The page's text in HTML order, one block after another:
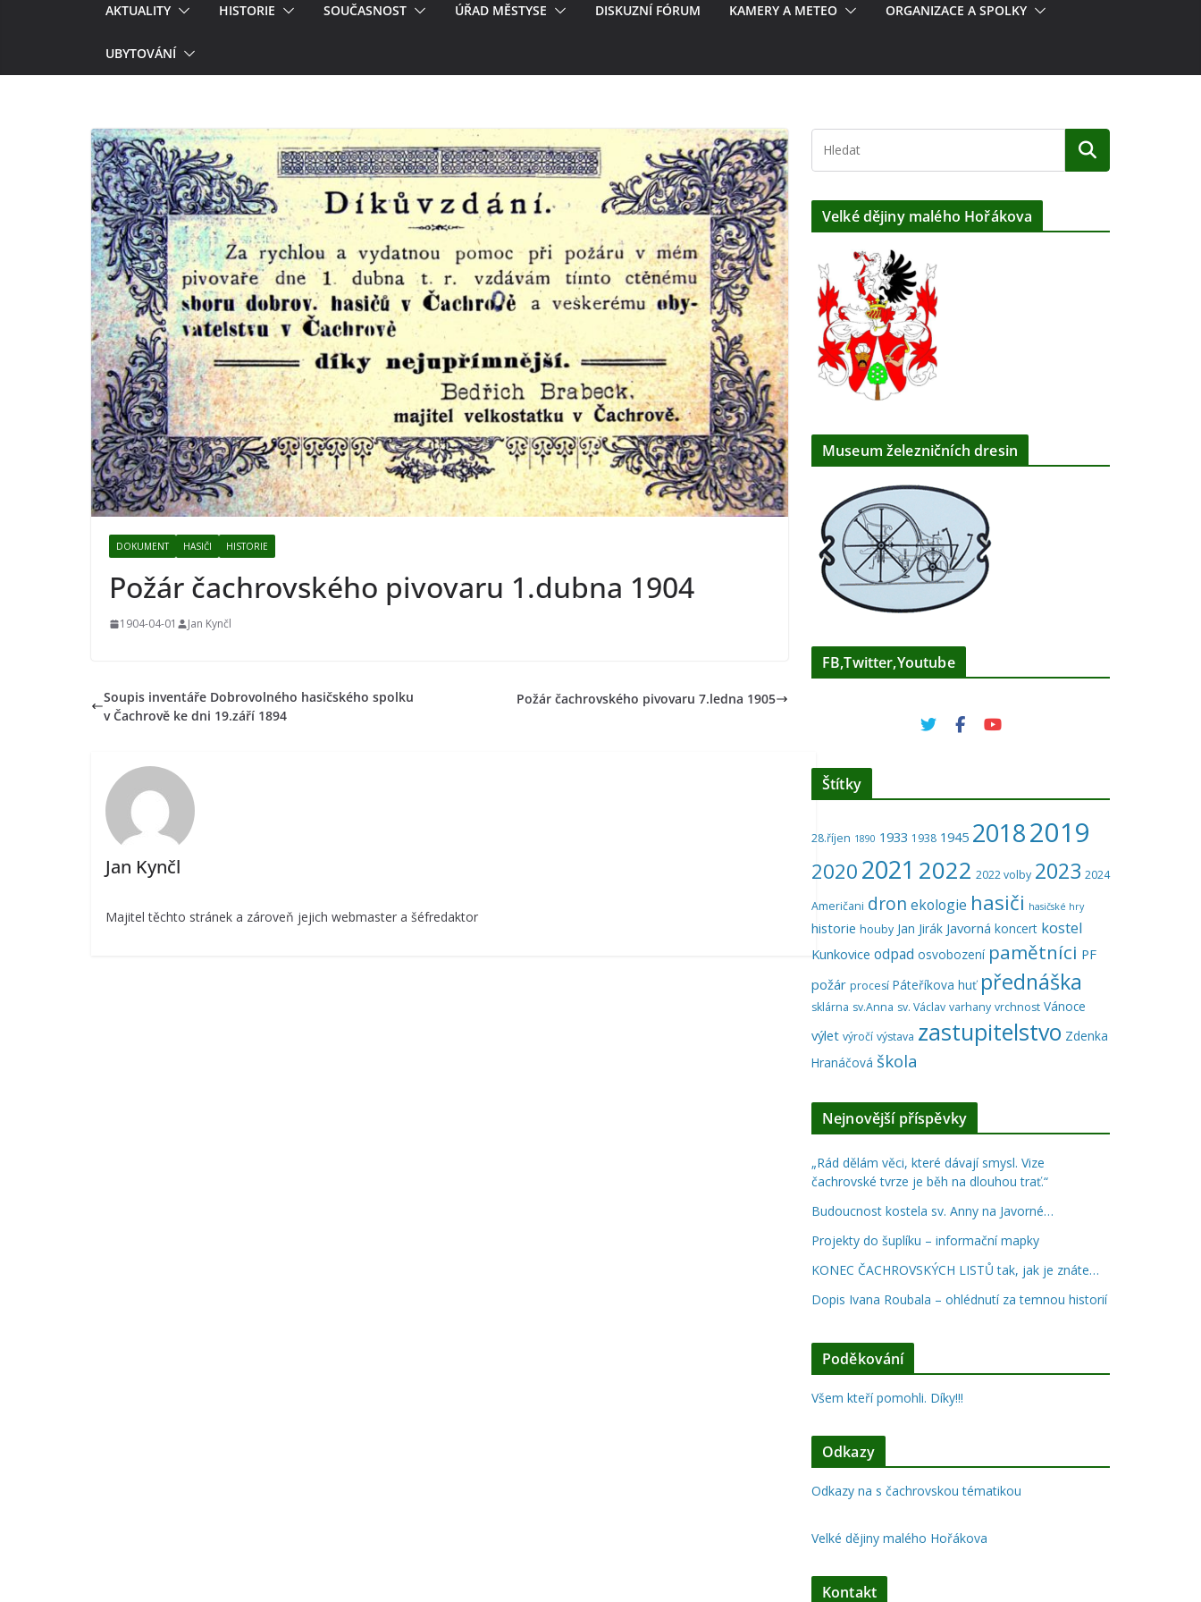
AKTUALITY HISTORIE SOUČASNOST ÚŘAD MĚSTYSE DISKUZNÍ FÓRUM KAMERY A METEO ORGANIZACE A SPOLKY
UBYTOVÁNÍ
DOKUMENT HASIČI HISTORIE
Požár čachrovského pivovaru 1.dubna 1904
1904-04-01 Jan Kynčl
Soupis inventáře Dobrovolného hasičského spolku
v Čachrově ke dni 19.září 1894
Požár čachrovského pivovaru 7.ledna 1905
Jan Kynčl
Majitel těchto stránek a zároveň jejich webmaster a šéfredaktor
Velké dějiny malého Hořákova
Museum železničních dresin
FB,Twitter,Youtube
Štítky
28.říjen 1890 1933 1938 1945 20182019
20202021 2022 2022 volby 2023 2024
Američani dron ekologie hasiči hasičské hry
historie houby Jan Jirák Javorná koncert kostel
Kunkovice odpad osvobození pamětníci PF
požár procesí Páteříkova huť přednáška
sklárna sv.Anna sv. Václav varhany vrchnost Vánoce
výlet výročí výstava zastupitelstvo Zdenka
Hranáčová škola
Nejnovější příspěvky
„Rád dělám věci, které dávají smysl. Vize
čachrovské tvrze je běh na dlouhou trať.“
Budoucnost kostela sv. Anny na Javorné…
Projekty do šuplíku – informační mapky
KONEC ČACHROVSKÝCH LISTŮ tak, jak je znáte…
Dopis Ivana Roubala – ohlédnutí za temnou historií
Poděkování
Všem kteří pomohli. Díky!!!
Odkazy
Odkazy na s čachrovskou tématikou
Velké dějiny malého Hořákova
Kontakt